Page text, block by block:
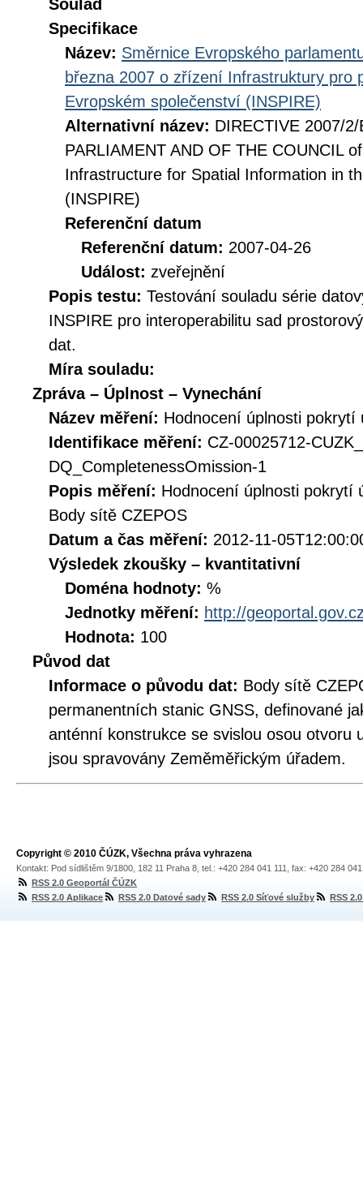
Soulad
Specifikace
Název: Směrnice Evropského
března 2007 o zřízení Infrastruktury pro
Evropském společenství (INSPIRE)
Alternativní název: DIRECTIVE 2007/
PARLIAMENT AND OF THE COUNCIL
Infrastructure for Spatial Information in
(INSPIRE)
Referenční datum
Referenční datum: 2007-04-26
Událost: zveřejnění
Popis testu: Testování souladu série
INSPIRE pro interoperabilitu sad
dat.
Míra souladu:
Zpráva – Úplnost – Vynechání
Název měření: Hodnocení úplnosti pokrytí
Identifikace měření: CZ-00025712-
DQ_CompletenessOmission-1
Popis měření: Hodnocení úplnosti pokrytí
Body sítě CZEPOS
Datum a čas měření: 2012-11-
Výsledek zkoušky – kvantitativní
Doména hodnoty: %
Jednotky měření: http://
Hodnota: 100
Původ dat
Informace o původu dat: Body sítě
permanentních stanic GNSS, definované
anténní konstrukce se svislou osou otvoru
jsou spravovány Zeměměřickým úřadem.
Copyright © 2010 ČÚZK, Všechna práva vyhrazena
Kontakt: Pod sídlištěm 9/1800, 182 11 Praha 8, tel.: +420 284 041 111, fax: +420 284
RSS 2.0 Geoportál ČÚZK
RSS 2.0 Aplikace
RSS 2.0 Datové sady RSS 2.0 Síťové služby RSS